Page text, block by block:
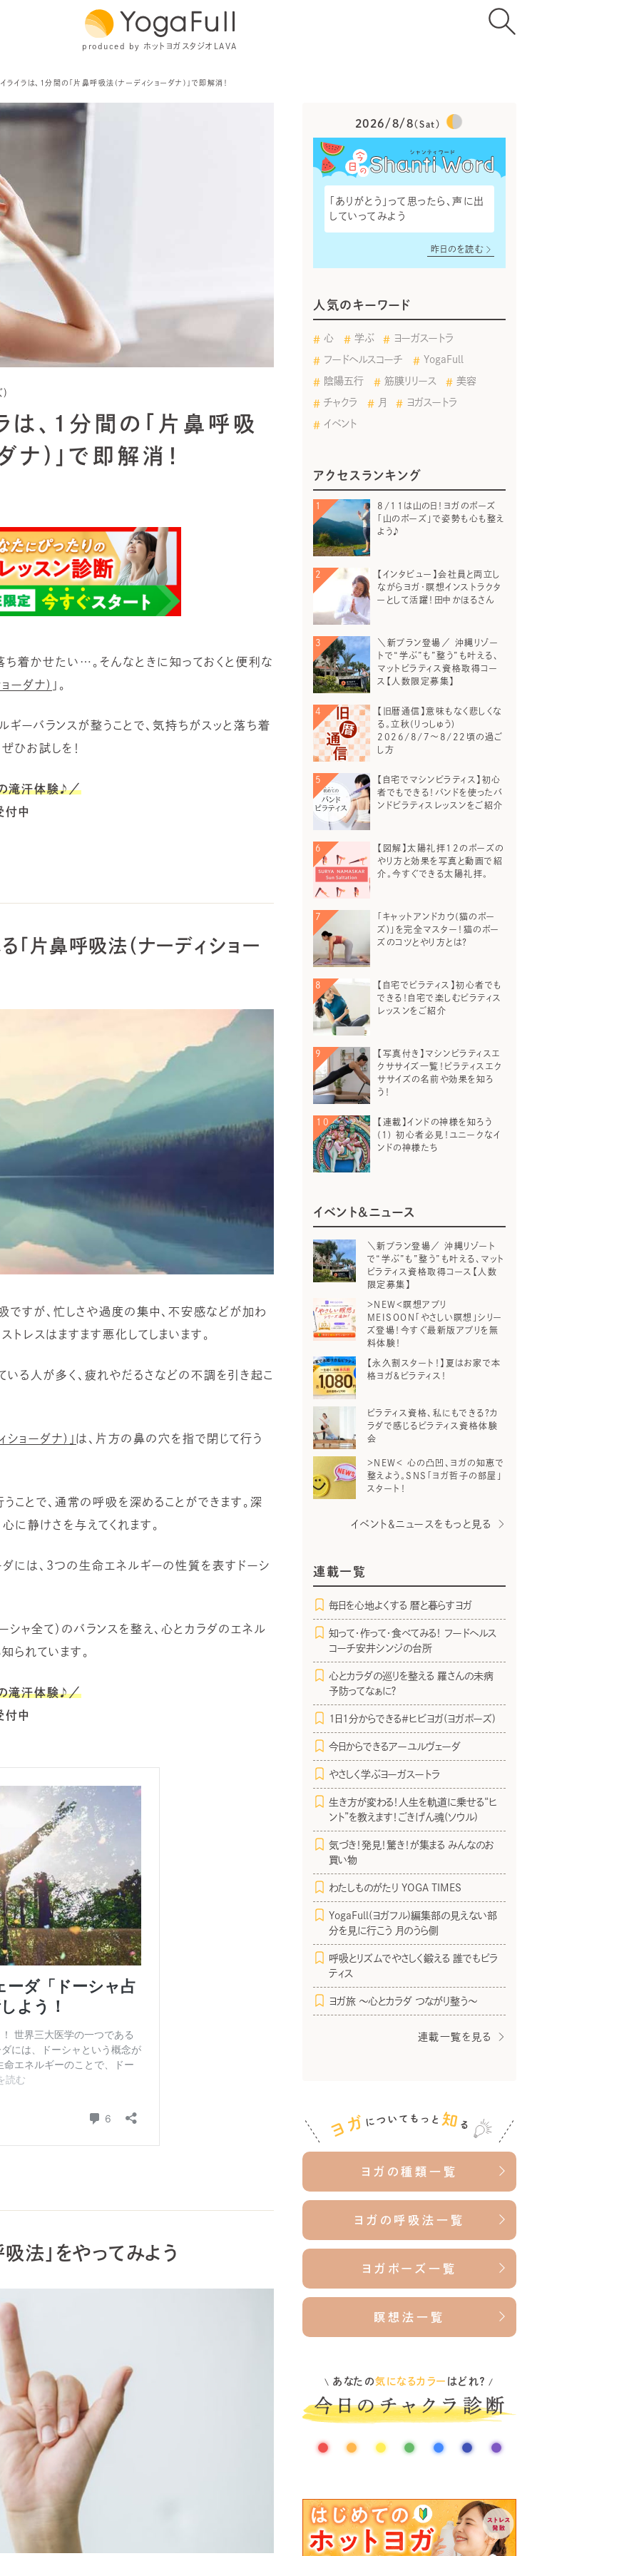
produced by ホットヨガスタジオLAVA
イライラは、1分間の「片鼻呼吸法(ナーディショーダナ)」で即解消！
)
は、1分間の「片鼻呼吸
ナ)」で即解消！
ち着かせたい…。そんなときに知っておくと便利な
ーダナ) 」。
ギーバランスが整うことで、気持ちがスッと落ち着
ひお試しを！
滝汗体験♪／
付中
「片鼻呼吸法（ナーディショー
すが、忙しさや過度の集中、不安感などが加わ
トレスはますます悪化してしまいます。
る人が多く、疲れやだるさなどの不調を引き起こ
ョーダナ)」 は、片方の鼻の穴を指で閉じて行う
ことで、通常の呼吸を深めることができます。深
に静けさを与えてくれます。
には、3つの生命エネルギーの性質を表すドーシ
シャ全て）のバランスを整え、心とカラダのエネル
られています。
滝汗体験♪／
付中
法」をやってみよう
2026/8/8（Sat）
「ありがとう」って思ったら、声に出
していってみよう
昨日のを読む
人気のキーワード
心 学ぶ ヨーガスートラ
フードヘルスコーチ YogaFull
陰陽五行 筋膜リリース 美容
チャクラ 月 ヨガスートラ
イベント
アクセスランキング
8/11は山の日！ヨガのポーズ
「山のポーズ」で姿勢も心も整え
よう♪
【インタビュー】会社員と両立し
ながらヨガ・瞑想インストラクタ
ーとして活躍！田中かほるさん
＼新プラン登場／ 沖縄リゾー
トで“学ぶ”も”整う”も叶える、
マットピラティス資格取得コー
ス【人数限定募集】
【旧暦通信】意味もなく悲しくな
る。立秋(りっしゅう)
2026/8/7～8/22頃の過ご
し方
【自宅でマシンピラティス】初心
者でもできる！バンドを使ったバ
ンドピラティスレッスンをご紹介
【図解】太陽礼拝12のポーズの
やり方と効果を写真と動画で紹
介。今すぐできる太陽礼拝。
「キャットアンドカウ(猫のポー
ズ)」を完全マスター！猫のポー
ズのコツとやり方とは？
【自宅でピラティス】初心者でも
できる！自宅で楽しむピラティス
レッスンをご紹介
【写真付き】マシンピラティスエ
クササイズ一覧！ピラティスエク
ササイズの名前や効果を知ろ
う！
【連載】インドの神様を知ろう
(1) 初心者必見！ユニークなイ
ンドの神様たち
イベント＆ニュース
＼新プラン登場／ 沖縄リゾート
で“学ぶ”も”整う”も叶える、マット
ピラティス資格取得コース【人数
限定募集】
＞NEW＜瞑想アプリ
MEISOON「やさしい瞑想」シリー
ズ登場！今すぐ最新版アプリを無
料体験！
【永久割スタート！】夏はお家で本
格ヨガ＆ピラティス！
ピラティス資格、私にもできる？カ
ラダで感じるピラティス資格体験
会
＞NEW＜ 心の凸凹、ヨガの知恵で
整えよう。SNS「ヨガ哲子の部屋」
スタート！
イベント＆ニュースをもっと見る
連載一覧
毎日を心地よくする 暦と暮らすヨガ
知って・作って・食べてみる！ フードヘルス
コーチ安井シンジの台所
心とカラダの巡りを整える 羅さんの未病
予防ってなぁに？
1日1分からできる＃ヒビヨガ(ヨガポーズ)
今日からできるアーユルヴェーダ
やさしく学ぶヨーガスートラ
生き方が変わる！人生を軌道に乗せる“ヒ
ント”を教えます！ごきげん魂(ソウル)
気づき！発見！驚き！が集まる みんなのお
買い物
わたしものがたり YOGA TIMES
YogaFull(ヨガフル)編集部の見えない部
分を見に行こう 月のうら側
呼吸とリズムでやさしく鍛える 誰でもピラ
ティス
ヨガ旅 〜心とカラダ つながり整う〜
連載一覧を見る
ヨガの種類一覧
ヨガの呼吸法一覧
ヨガポーズ一覧
瞑想法一覧
\あなたの気になるカラー はどれ？ /
● ● ● ● ● ● ●